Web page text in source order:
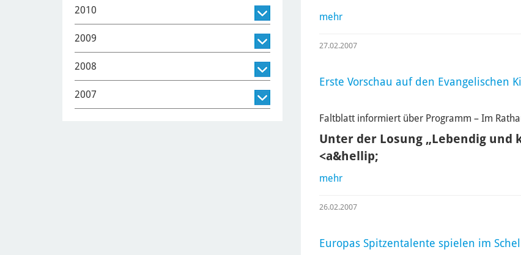
mehr
27.02.2007
Erste Vorschau auf den Evangelischen
Faltblatt informiert über Programm – Im
Unter der Losung „Lebendig
<a&hellip;
mehr
26.02.2007
Europas Spitzentalente spielen im
2010
2009
2008
2007